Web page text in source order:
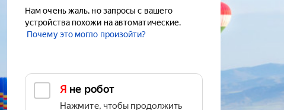
Нам очень жаль, но запросы с вашего
устройства похожи на автоматические.
Почему это могло произойти?
Я не робот
Нажмите, чтобы продолжить